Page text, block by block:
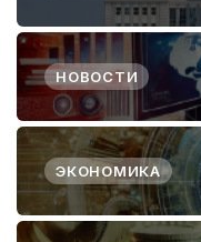
НОВОСТИ
ЭКОНОМИКА